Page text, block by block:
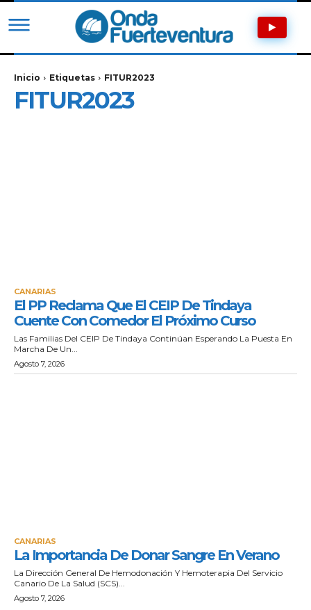
Inicio Etiquetas FITUR2023
FITUR2023
CANARIAS
El PP Reclama Que El CEIP De Tindaya
Cuente Con Comedor El Próximo Curso
Las Familias Del CEIP De Tindaya Continúan Esperando La Puesta En
Marcha De Un...
Agosto 7, 2026
CANARIAS
La Importancia De Donar Sangre En Verano
La Dirección General De Hemodonación Y Hemoterapia Del Servicio
Canario De La Salud (SCS)...
Agosto 7, 2026